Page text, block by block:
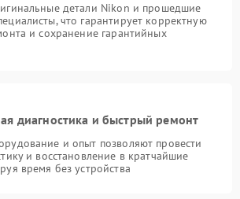
детали Nikon и прошедшие
что гарантирует корректную
и сохранение гарантийных
диагностика и быстрый ремонт
и опыт позволяют провести
и восстановление в кратчайшие
время без устройства